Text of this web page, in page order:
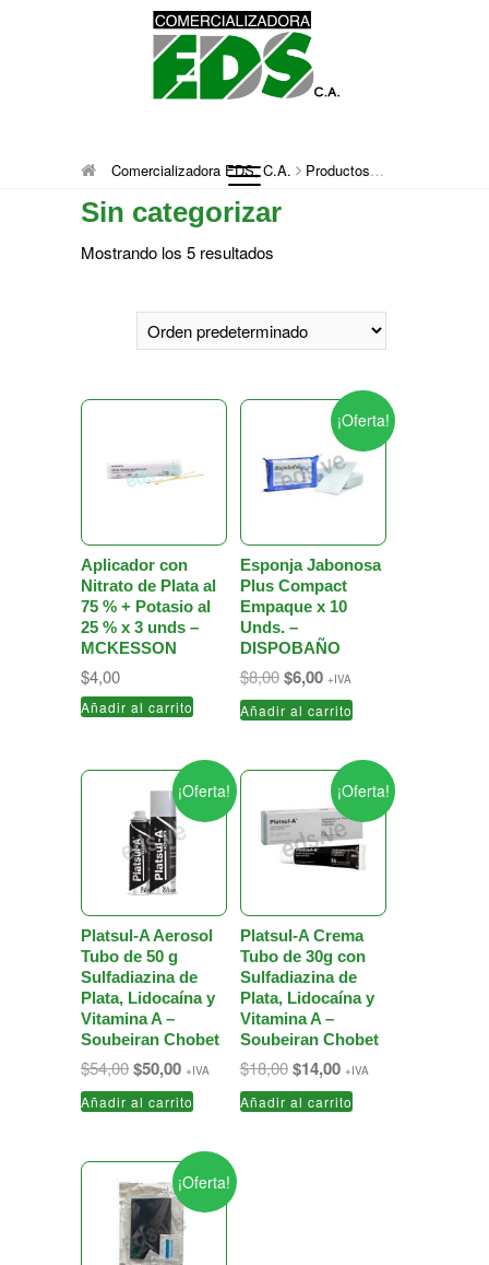
Comercializadora
EDS, C.A.
QUIRÚRGICO DESCARTABLE
Comercializadora EDS, C.A. Productos
Sin categorizar
Mostrando los 5 resultados
Aplicador con
Nitrato de Plata al
75 % + Potasio al
25 % x 3 unds –
MCKESSON
$4,00
Añadir al carrito
¡Oferta!
Esponja Jabonosa
Plus Compact
Empaque x 10
Unds. –
DISPOBAÑO
$8,00 El
precio
original
$6,00El
precio
actual
$6,00.
+IVA
Añadir al carrito
¡Oferta!
Platsul-A Aerosol
Tubo de 50 g
Sulfadiazina de
Plata, Lidocaína y
Vitamina A –
Soubeiran Chobet
$54,00El
precio
original
$50,00El
precio
actual
$50,00.
+IVA
Añadir al carrito
¡Oferta!
Platsul-A Crema
Tubo de 30g con
Sulfadiazina de
Plata, Lidocaína y
Vitamina A –
Soubeiran Chobet
$18,00 El
precio
original
$14,00El
precio
actual
+IVA
Añadir al carrito
¡Oferta!